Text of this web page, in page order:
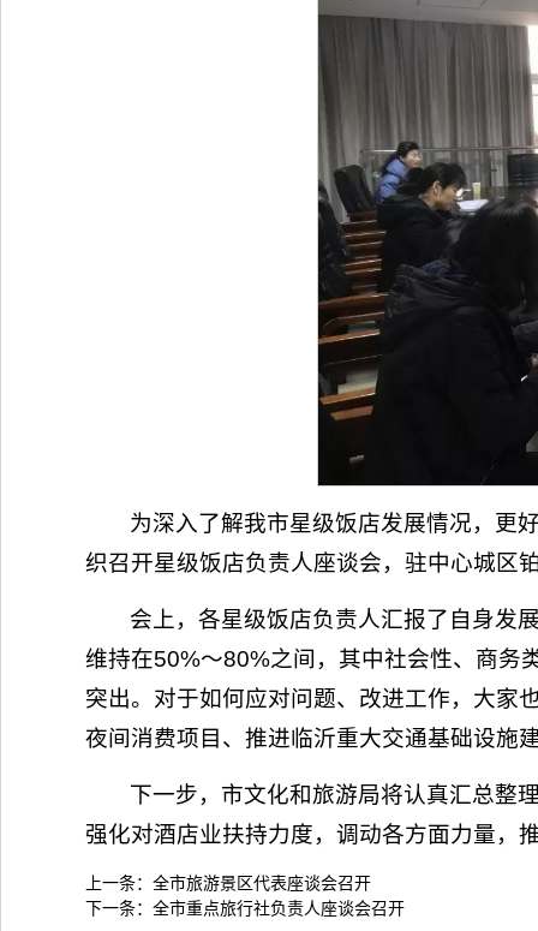
为深入了解我市星级饭店发展情况，更
织召开星级饭店负责人座谈会，驻中心城区
会上，各星级饭店负责人汇报了自身发
维持在50%～80%之间，其中社会性、商务
突出。对于如何应对问题、改进工作，大家
夜间消费项目、推进临沂重大交通基础设施
下一步，市文化和旅游局将认真汇总整
强化对酒店业扶持力度，调动各方面力量，
上一条： 全市旅游景区代表座谈会召开
下一条： 全市重点旅行社负责人座谈会召开